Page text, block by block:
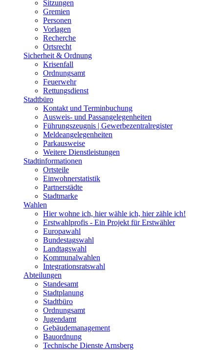
Sitzungen
Gremien
Personen
Vorlagen
Recherche
Ortsrecht
Sicherheit & Ordnung
Krisenfall
Ordnungsamt
Feuerwehr
Rettungsdienst
Stadtbüro
Kontakt und Terminbuchung
Ausweis- und Passangelegenheiten
Führungszeugnis | Gewerbezentralregister
Meldeangelegenheiten
Parkausweise
Weitere Dienstleistungen
Stadtinformationen
Ortsteile
Einwohnerstatistik
Partnerstädte
Stadtmarke
Wahlen
Hier wohne ich, hier wähle ich, hier zähle ich!
Erstwahlprofis - Ein Projekt für Erstwähler
Europawahl
Bundestagswahl
Landtagswahl
Kommunalwahlen
Integrationsratswahl
Abteilungen
Standesamt
Stadtplanung
Stadtbüro
Ordnungsamt
Jugendamt
Gebäudemanagement
Bauordnung
Technische Dienste Arnsberg